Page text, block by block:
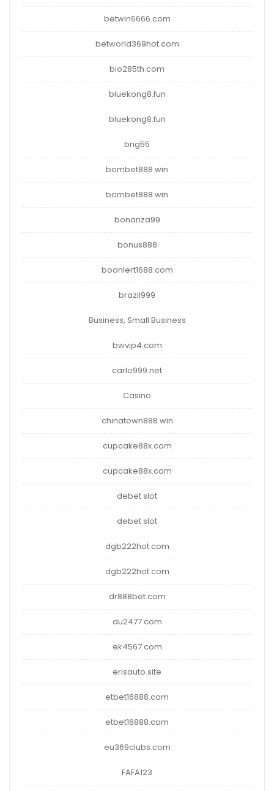
betwin6666.com
betworld369hot.com
bio285th.com
bluekong8.fun
bluekong8.fun
bng55
bombet888.win
bombet888.win
bonanza99
bonus888
boonlert1688.com
brazil999
Business, Small Business
bwvip4.com
carlo999.net
Casino
chinatown888.win
cupcake88x.com
cupcake88x.com
debet slot
debet slot
dgb222hot.com
dgb222hot.com
dr888bet.com
du2477.com
ek4567.com
erisauto.site
etbet16888.com
etbet16888.com
eu369clubs.com
FAFA123